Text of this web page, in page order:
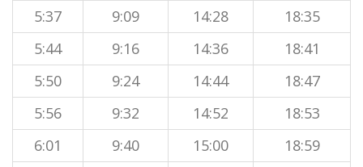
5:37
9:09 14:28
18:35
5:44
9:16 14:36
18:41
5:50
9:24 14:44
18:47
5:56
9:32 14:52
18:53
6:01
9:40 15:00
18:59